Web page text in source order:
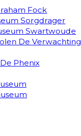
Fock
Sorgdrager
Swartwoude
De Verwachting
Phenix